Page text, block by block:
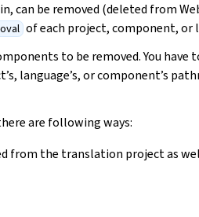
can be removed (deleted from
of each project, component, or
to be removed. You have
language’s, or component’s
are following ways:
from the translation project as